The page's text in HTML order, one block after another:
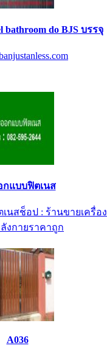
bathroom do BJS บรรจุ
กแบบฟิตเนส
นสช็อป : ร้านขายเครื่อง
งกายราคาถูก
A036